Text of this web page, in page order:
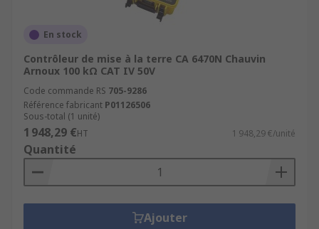
En stock
Contrôleur de mise à la terre CA 6470N Chauvin
Arnoux 100 kΩ CAT IV 50V
Code commande RS 705-9286
Référence fabricant P01126506
Sous-total (1 unité)
1 948,29 €HT 1 948,29 €/unité
Quantité
Ajouter